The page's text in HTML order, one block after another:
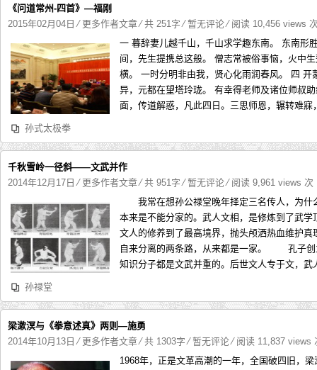
《问道常州-四首》—福刚
2015年02月04日 ⁄ 更多作者文章⁄ 共 251字⁄暂无评论⁄ 阅读 10,456 views
一 暮辞妻儿越千山，千山求学趣东南。 东南形
间，先生提携总这般。 僧志常被俗事恼，火中
横。 一时分明非由我，贤心化雨润春风。 四
异，元都在望塔玲珑。 有幸得老师及诸位师叔
面，传道解惑，凡此四日。三思师恩，辗转难寐
孙式太极拳
千秋雪岭一径斜——文武并作
2014年12月17日 ⁄ 更多作者文章⁄ 共 951字⁄暂无评论⁄ 阅读 9,961 views 次
我常在想孙公禄堂晚年择定三名传人，为什
本来是不能分家的。武人文相，是修炼到了武
文人的修养到了最高境界，抛头颅洒热血维护
自来分离的两条路，从来都是一家。 孔子创
知识分子都是文武并重的。后世文人专于文，武
孙禄堂
梁漱溟与《拳意述真》两则—施勇
2014年10月13日 ⁄ 更多作者文章⁄ 共 1303字⁄暂无评论⁄ 阅读 11,837 views
1968年，正是文革高潮的一年，全国破四旧，